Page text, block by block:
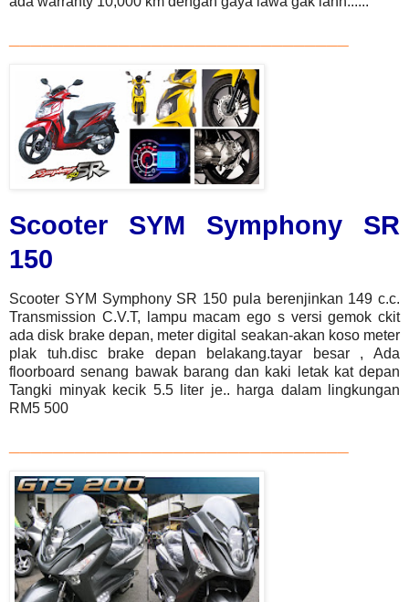
Scooter SYM Symphony SR
150
Scooter SYM Symphony SR 150 pula berenjinkan 149 c.c.
Transmission C.V.T, lampu macam ego s versi gemok ckit
ada disk brake depan, meter digital seakan-akan koso meter
plak tuh.disc brake depan belakang.tayar besar , Ada
floorboard senang bawak barang dan kaki letak kat depan
Tangki minyak kecik 5.5 liter je.. harga dalam lingkungan
RM5 500